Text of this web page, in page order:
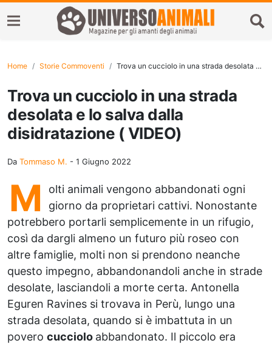
Home Storie Commoventi Trova un cucciolo in una strada desolata e lo salva dalla disidratazione ( VIDEO)
Trova un cucciolo in una strada
desolata e lo salva dalla
disidratazione ( VIDEO)
Da Tommaso M. - 1 Giugno 2022
M
olti animali vengono abbandonati ogni
giorno da proprietari cattivi. Nonostante
potrebbero portarli semplicemente in un rifugio,
così da dargli almeno un futuro più roseo con
altre famiglie, molti non si prendono neanche
questo impegno, abbandonandoli anche in strade
desolate, lasciandoli a morte certa. Antonella
Eguren Ravines si trovava in Perù, lungo una
strada desolata, quando si è imbattuta in un
povero cucciolo abbandonato. Il piccolo era